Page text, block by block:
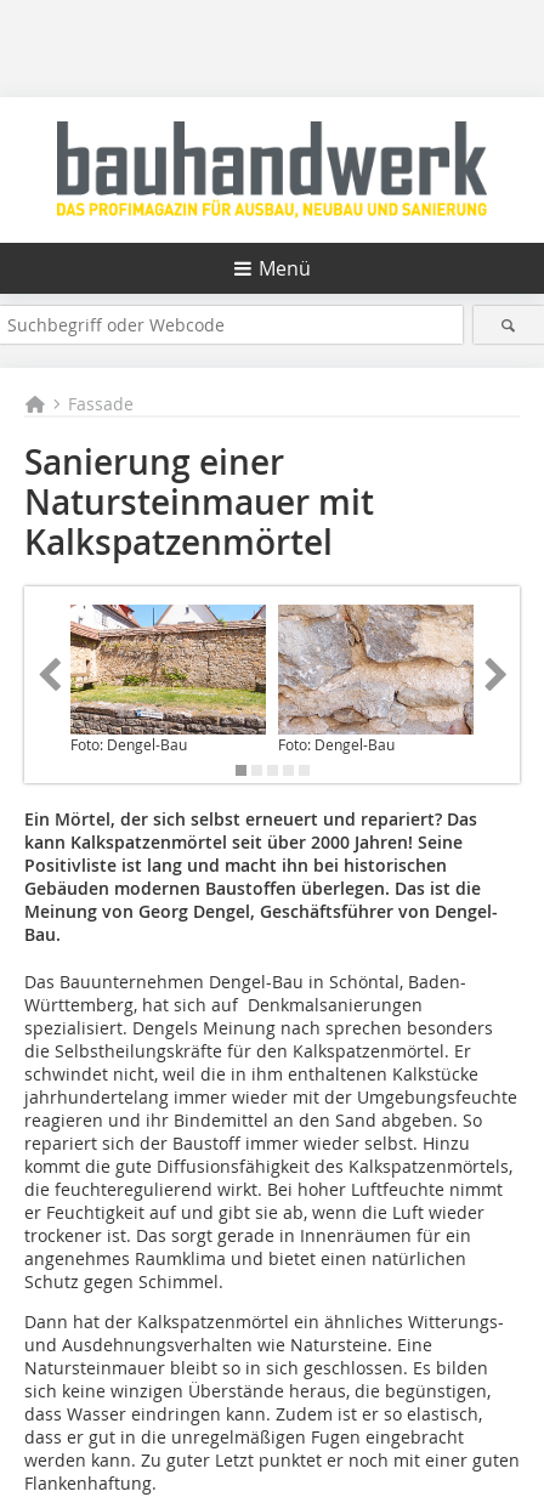
Menü
Fassade
Sanierung einer
Natursteinmauer mit
Kalkspatzenmörtel
Foto: Dengel-Bau Foto: Dengel-Bau
Ein Mörtel, der sich selbst erneuert und repariert? Das
kann Kalkspatzenmörtel seit über 2000 Jahren! Seine
Positivliste ist lang und macht ihn bei historischen
Gebäuden modernen Baustoffen überlegen. Das ist die
Meinung von Georg Dengel, Geschäftsführer von Dengel-
Bau.
Das Bauunternehmen Dengel-Bau in Schöntal, Baden-
Württemberg, hat sich auf Denkmalsanierungen
spezialisiert. Dengels Meinung nach sprechen besonders
die Selbstheilungskräfte für den Kalkspatzenmörtel. Er
schwindet nicht, weil die in ihm enthaltenen Kalkstücke
jahrhundertelang immer wieder mit der Umgebungsfeuchte
reagieren und ihr Bindemittel an den Sand abgeben. So
repariert sich der Baustoff immer wieder selbst. Hinzu
kommt die gute Diffusionsfähigkeit des Kalkspatzenmörtels,
die feuchteregulierend wirkt. Bei hoher Luftfeuchte nimmt
er Feuchtigkeit auf und gibt sie ab, wenn die Luft wieder
trockener ist. Das sorgt gerade in Innenräumen für ein
angenehmes Raumklima und bietet einen natürlichen
Schutz gegen Schimmel.
Dann hat der Kalkspatzenmörtel ein ähnliches Witterungs-
und Ausdehnungsverhalten wie Natursteine. Eine
Natursteinmauer bleibt so in sich geschlossen. Es bilden
sich keine winzigen Überstände heraus, die begünstigen,
dass Wasser eindringen kann. Zudem ist er so elastisch,
dass er gut in die unregelmäßigen Fugen eingebracht
werden kann. Zu guter Letzt punktet er noch mit einer guten
Flankenhaftung.